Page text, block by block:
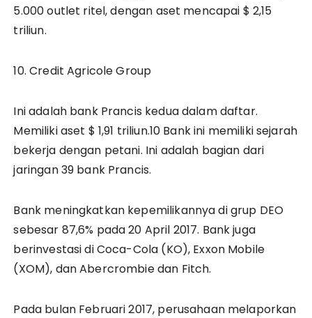
5.000 outlet ritel, dengan aset mencapai $ 2,15
triliun.
10. Credit Agricole Group
Ini adalah bank Prancis kedua dalam daftar.
Memiliki aset $ 1,91 triliun.10 Bank ini memiliki sejarah
bekerja dengan petani. Ini adalah bagian dari
jaringan 39 bank Prancis.
Bank meningkatkan kepemilikannya di grup DEO
sebesar 87,6% pada 20 April 2017. Bank juga
berinvestasi di Coca-Cola (KO), Exxon Mobile
(XOM), dan Abercrombie dan Fitch.
Pada bulan Februari 2017, perusahaan melaporkan